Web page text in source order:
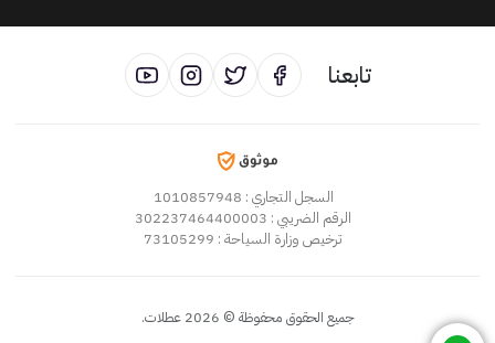
تابعنا
السجل التجاري : 1010857948
الرقم الضريبي : 302237464400003
ترخيص وزارة السياحة : 73105299
جميع الحقوق محفوظة ©
2026 عطلات.